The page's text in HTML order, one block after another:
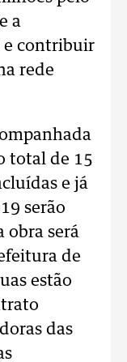
a
e contribuir
rede
total de 15
e já
serão
obra será
de
estão
das